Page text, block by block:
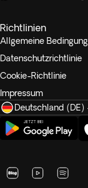
Richtlinien
Allgemeine
Datenschutzrichtlinie
Cookie-Richtlinie
Impressum
Deutschland (DE)